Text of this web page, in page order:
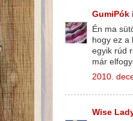
GumiPók
Én ma
hogy ez a
egyik rúd
már
2010.
Wise